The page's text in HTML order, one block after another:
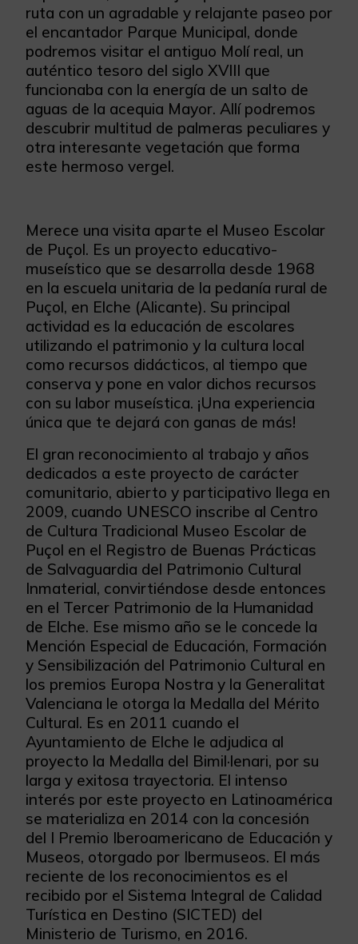
ruta con un agradable y relajante paseo por
el encantador Parque Municipal, donde
podremos visitar el antiguo Molí real, un
auténtico tesoro del siglo XVIII que
funcionaba con la energía de un salto de
aguas de la acequia Mayor. Allí podremos
descubrir multitud de palmeras peculiares y
otra interesante vegetación que forma
este hermoso vergel.
Merece una visita aparte el Museo Escolar
de Puçol. Es un proyecto educativo-
museístico que se desarrolla desde 1968
en la escuela unitaria de la pedanía rural de
Puçol, en Elche (Alicante). Su principal
actividad es la educación de escolares
utilizando el patrimonio y la cultura local
como recursos didácticos, al tiempo que
conserva y pone en valor dichos recursos
con su labor museística. ¡Una experiencia
única que te dejará con ganas de más!
El gran reconocimiento al trabajo y años
dedicados a este proyecto de carácter
comunitario, abierto y participativo llega en
2009, cuando UNESCO inscribe al Centro
de Cultura Tradicional Museo Escolar de
Puçol en el Registro de Buenas Prácticas
de Salvaguardia del Patrimonio Cultural
Inmaterial, convirtiéndose desde entonces
en el Tercer Patrimonio de la Humanidad
de Elche. Ese mismo año se le concede la
Mención Especial de Educación, Formación
y Sensibilización del Patrimonio Cultural en
los premios Europa Nostra y la Generalitat
Valenciana le otorga la Medalla del Mérito
Cultural. Es en 2011 cuando el
Ayuntamiento de Elche le adjudica al
proyecto la Medalla del Bimil·lenari, por su
larga y exitosa trayectoria. El intenso
interés por este proyecto en Latinoamérica
se materializa en 2014 con la concesión
del I Premio Iberoamericano de Educación y
Museos, otorgado por Ibermuseos. El más
reciente de los reconocimientos es el
recibido por el Sistema Integral de Calidad
Turística en Destino (SICTED) del
Ministerio de Turismo, en 2016.